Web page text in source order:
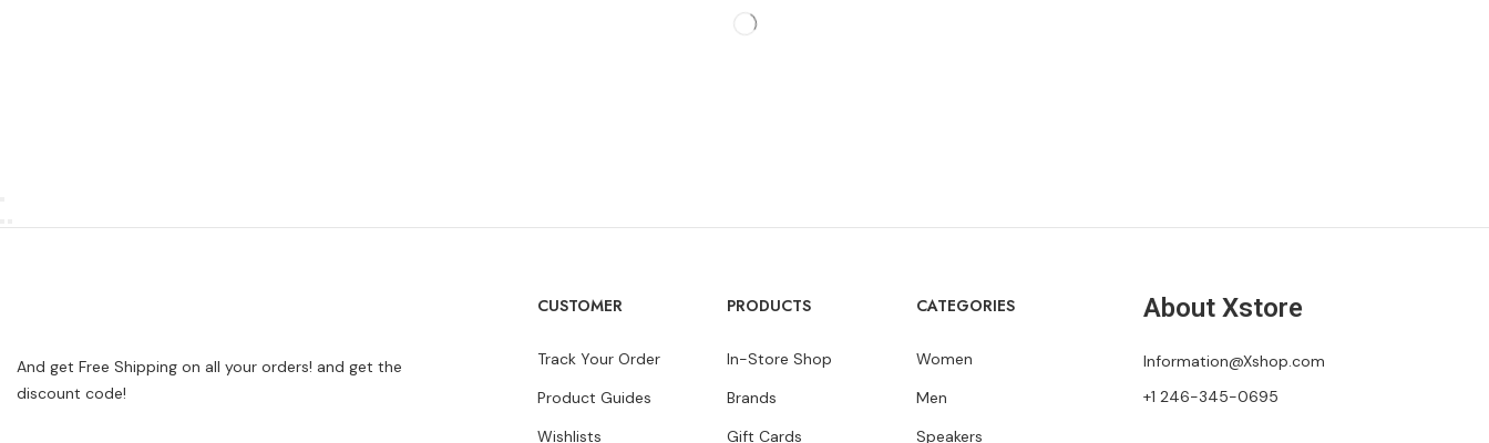
And get Free Shipping on all your orders! and get the
discount code!
CUSTOMER
Track Your Order
Product Guides
Wishlists
PRODUCTS
In-Store Shop
Brands
Gift Cards
CATEGORIES
Women
Men
Speakers
About Xstore
Information@Xshop.com
+1 246-345-0695